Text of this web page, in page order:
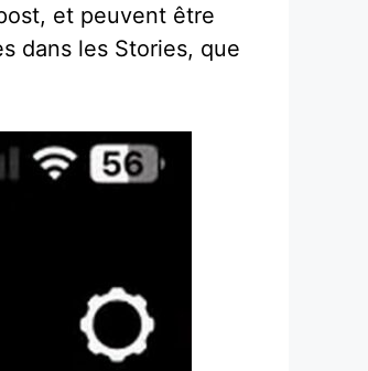
et peuvent être
dans les Stories, que